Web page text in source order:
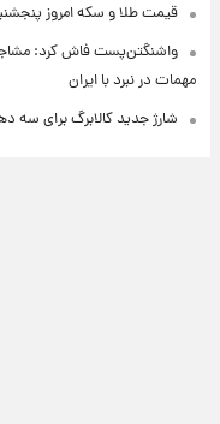
قیمت طلا و سکه امروز پنجشنبه ۱۵ مرداد
واشنگتن‌پست فاش کرد:
مهمات در نبرد با ایران
شارژ جدید کالابرگ برای سه